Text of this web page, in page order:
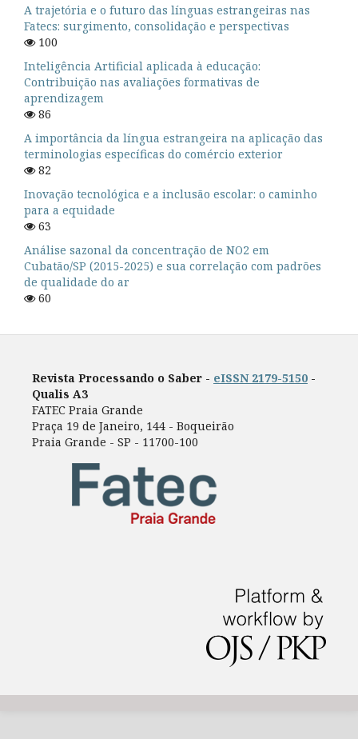
A trajetória e o futuro das línguas estrangeiras nas
Fatecs: surgimento, consolidação e perspectivas
100
Inteligência Artificial aplicada à educação:
Contribuição nas avaliações formativas de
aprendizagem
86
A importância da língua estrangeira na aplicação das
terminologias específicas do comércio exterior
82
Inovação tecnológica e a inclusão escolar: o caminho
para a equidade
63
Análise sazonal da concentração de NO2 em
Cubatão/SP (2015-2025) e sua correlação com padrões
de qualidade do ar
60
Revista Processando o Saber - eISSN 2179-5150 -
Qualis A3
FATEC Praia Grande
Praça 19 de Janeiro, 144 - Boqueirão
Praia Grande - SP - 11700-100